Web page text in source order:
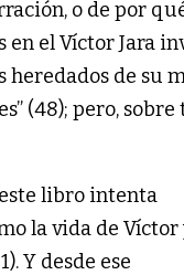
o de por
en el Víctor Jara
heredados de su
(48); pero,
libro intenta
la vida de Víctor
Y desde ese